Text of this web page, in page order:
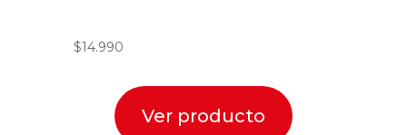
$14.990
Ver producto